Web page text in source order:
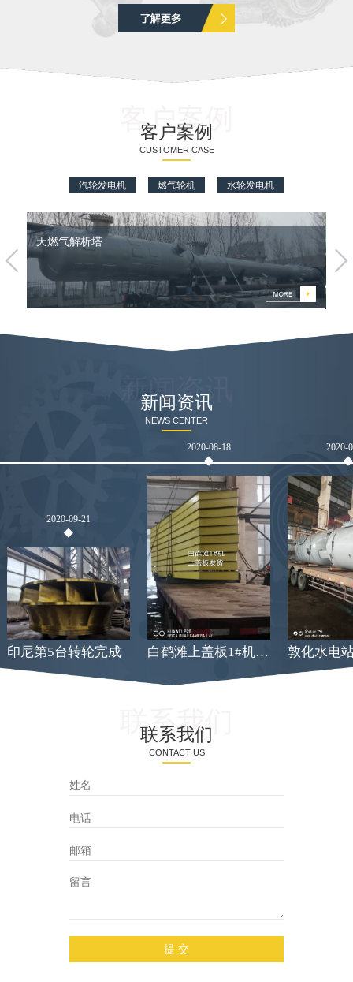
客户案例
客户案例
CUSTOMER CASE
汽轮发电机 燃气轮机 水轮发电机
天燃气解析塔
新闻资讯
新闻资讯
NEWS CENTER
2020-09-21
印尼第5台转轮完成
2020-08-18
白鹤滩上盖板1#机发货
2020-
联系我们
联系我们
CONTACT US